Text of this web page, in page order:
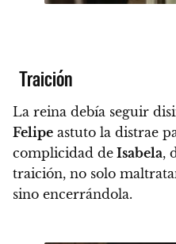
Traición
La reina debía seguir
Felipe astuto la distrae
complicidad de Isabela,
traición, no solo
sino encerrándola.